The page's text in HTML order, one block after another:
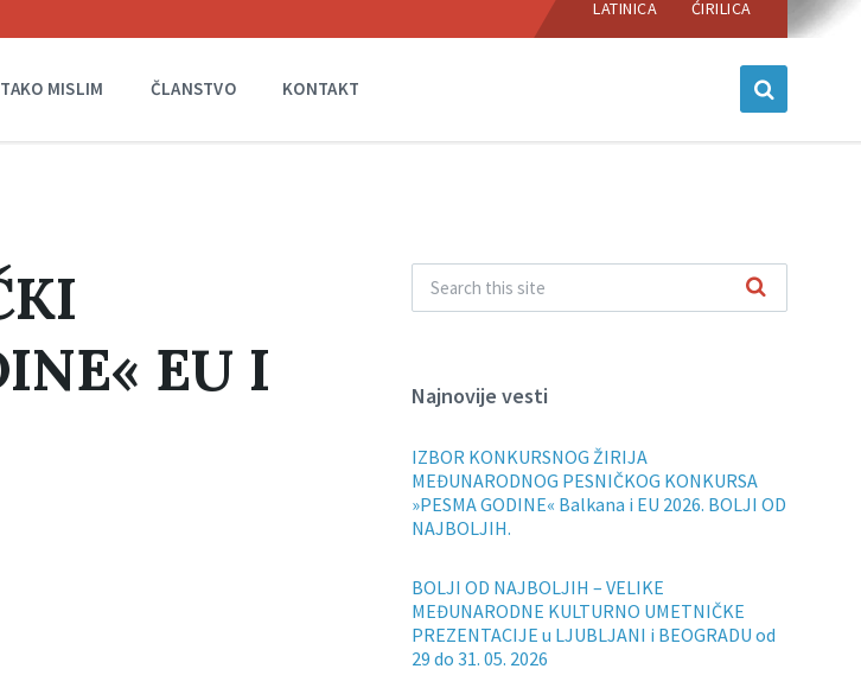
language:
LATINICA ĆIRILICA
TAKO MISLIM ČLANSTVO KONTAKT
EU I
Najnovije vesti
IZBOR KONKURSNOG ŽIRIJA
MEĐUNARODNOG PESNIČKOG KONKURSA
»PESMA GODINE« Balkana i EU 2026. BOLJI OD
NAJBOLJIH.
BOLJI OD NAJBOLJIH – VELIKE
MEĐUNARODNE KULTURNO UMETNIČKE
PREZENTACIJE u LJUBLJANI i BEOGRADU od
29 do 31. 05. 2026